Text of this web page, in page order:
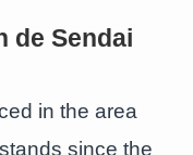
de Sendai
in the area
since the